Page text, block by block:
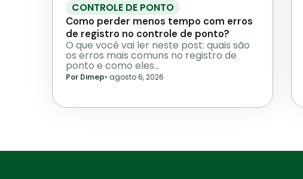
CONTROLE DE PONTO
Como perder menos tempo com erros
de registro no controle de ponto?
O que você vai ler neste post: quais são
os erros mais comuns no registro de
ponto e como eles…
Por Dimep• agosto 6, 2026